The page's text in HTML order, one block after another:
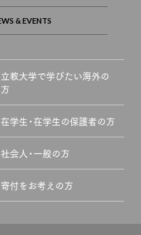
立教大学で学びたい海外の
方
在学生・在学生の保護者の方
社会人・一般の方
寄付をお考えの方